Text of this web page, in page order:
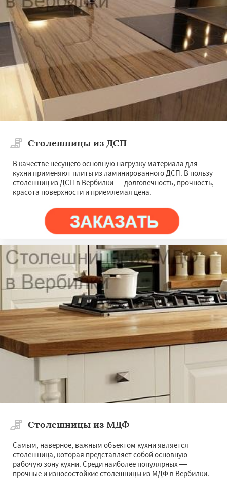
Восход Деденево Жилево
Запрудная Заречье Зеленоградск
Измайлово
Икша Ильинский
Красково
Лесной
Лесной Городок Лопатино
Лотошино
Малаховка
Менделеевск
Михнево Монино
Нахабино
Некрасовское Обухово Октябрьский
Правдинский
Решетниково Родники
Свердловск Северный Софрино
Томилино
Тучково Уваровка
Фосфоритный
Хорлово
Черкизово
Шаховская
Столешницы из ДСП
В качестве несущего основную нагрузку материала для
кухни применяют плиты из ламинированного ДСП. В пользу
столешниц из ДСП в Вербилки — долговечность, прочность,
красота поверхности и приемлемая цена.
Столешницы из МДФ
Самым, наверное, важным объектом кухни является
столешница, которая представляет собой основную
рабочую зону кухни. Среди наиболее популярных —
прочные и износостойкие столешницы из МДФ в Вербилки.
Даю согласие на обработку персональных данных